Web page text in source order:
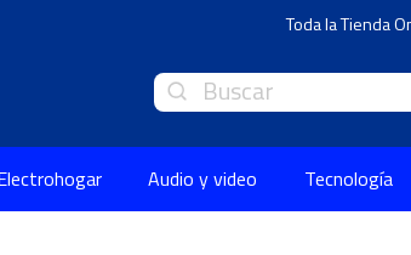
Toda la Tienda
Buscar
Audio y video Tecnología